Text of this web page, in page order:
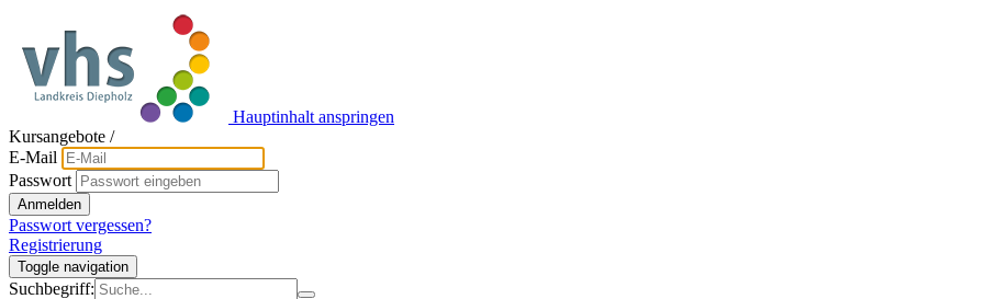
Hauptinhalt anspringen
Kursangebote /
E-Mail
Passwort
Anmelden
Passwort vergessen?
Registrierung
Toggle navigation
Suchbegriff: